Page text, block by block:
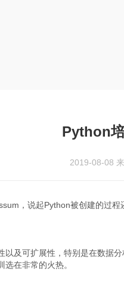
Python
2019-08-08
，说起Python被创建的过
以及可扩展性，特别是在数据
在非常的火热。